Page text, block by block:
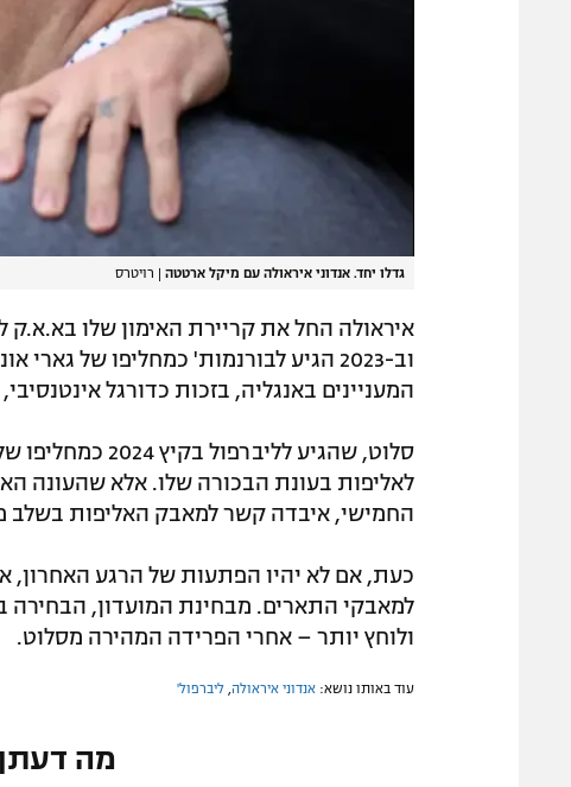
גדלו יחד. אנדוני איראולה עם מיקל ארטטה | רויטרס
איראולה החל את קריירת האימון שלו בא.א.ק
וב-2023 הגיע לבורנמות' כמחליפו של
המעניינים באנגליה, בזכות כדורגל
סלוט, שהגיע
לאליפות בעונת הבכורה שלו. אלא שהעונה
החמישי, איבדה קשר למאבק האליפות בשלב
כעת, אם לא יהיו הפתעות של הרגע האחרון,
למאבקי התארים. מבחינת המועדון, הבחירה
ולוחץ יותר – אחרי הפרידה המהירה מסלוט.
עוד באותו נושא: אנדוני איראולה ליברפול'
מה